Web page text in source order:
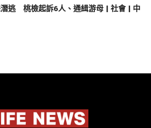
潛逃 桃檢起訴6人、通緝游母 | 社會 | 中